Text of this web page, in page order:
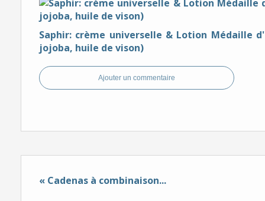
Saphir: crème universelle & Lotion Médaille
jojoba, huile de vison)
Ajouter un commentaire
« Cadenas à combinaison...